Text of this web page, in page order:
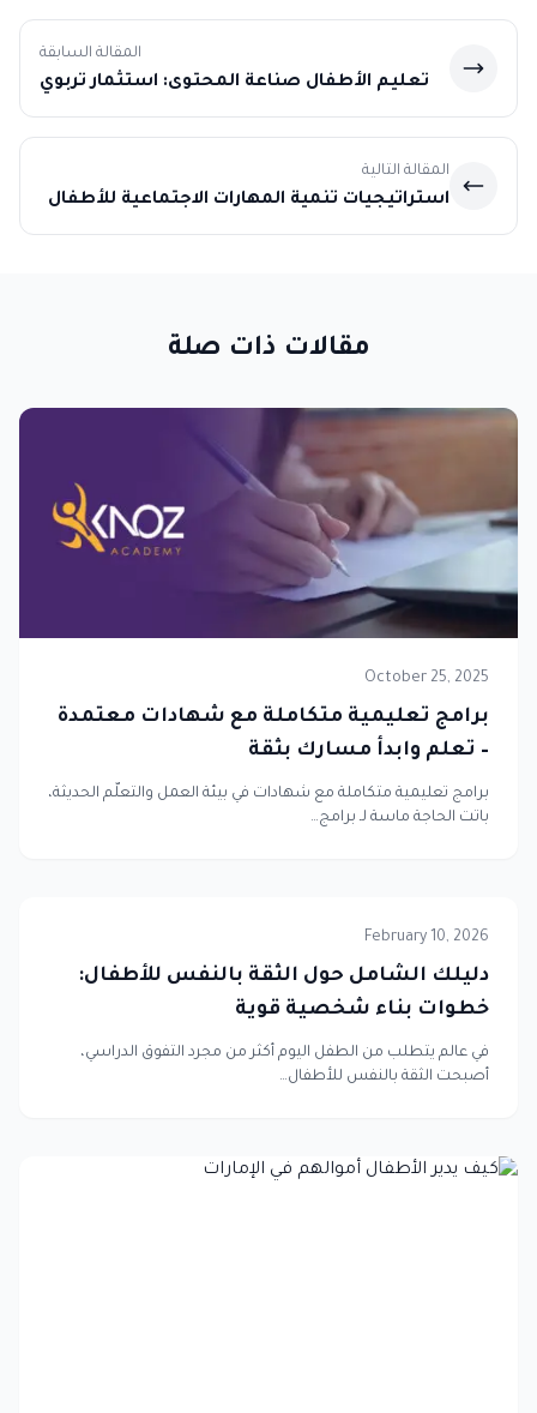
المقالة السابقة
تعليم الأطفال صناعة المحتوى: استثمار تربوي
المقالة التالية
استراتيجيات تنمية المهارات الاجتماعية للأطفال
مقالات ذات صلة
October 25, 2025
برامج تعليمية متكاملة مع شهادات معتمدة
– تعلم وابدأ مسارك بثقة
برامج تعليمية متكاملة مع شهادات في بيئة العمل والتعلّم الحديثة،
باتت الحاجة ماسة لـ برامج…
February 10, 2026
دليلك الشامل حول الثقة بالنفس للأطفال:
خطوات بناء شخصية قوية
في عالم يتطلب من الطفل اليوم أكثر من مجرد التفوق الدراسي،
أصبحت الثقة بالنفس للأطفال…